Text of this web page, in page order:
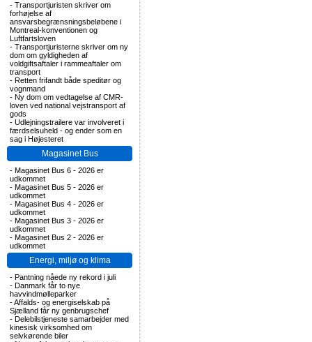
- Transportjuristen skriver om
forhøjelse af
ansvarsbegrænsningsbeløbene i
Montreal-konventionen og
Luftfartsloven
- Transportjuristerne skriver om ny
dom om gyldigheden af
voldgiftsaftaler i rammeaftaler om
transport
- Retten frifandt både speditør og
vognmand
- Ny dom om vedtagelse af CMR-
loven ved national vejstransport af
gods
- Udlejningstrailere var involveret i
færdselsuheld - og ender som en
sag i Højesteret
Magasinet Bus
- Magasinet Bus 6 - 2026 er
udkommet
- Magasinet Bus 5 - 2026 er
udkommet
- Magasinet Bus 4 - 2026 er
udkommet
- Magasinet Bus 3 - 2026 er
udkommet
- Magasinet Bus 2 - 2026 er
udkommet
Energi, miljø og klima
- Pantning nåede ny rekord i juli
- Danmark får to nye
havvindmølleparker
-Affalds- og energiselskab på
Sjælland får ny genbrugschef
- Delebilstjeneste samarbejder med
kinesisk virksomhed om
selvkørende biler